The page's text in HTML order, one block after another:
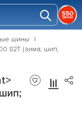
шины
82T (зима; шип;